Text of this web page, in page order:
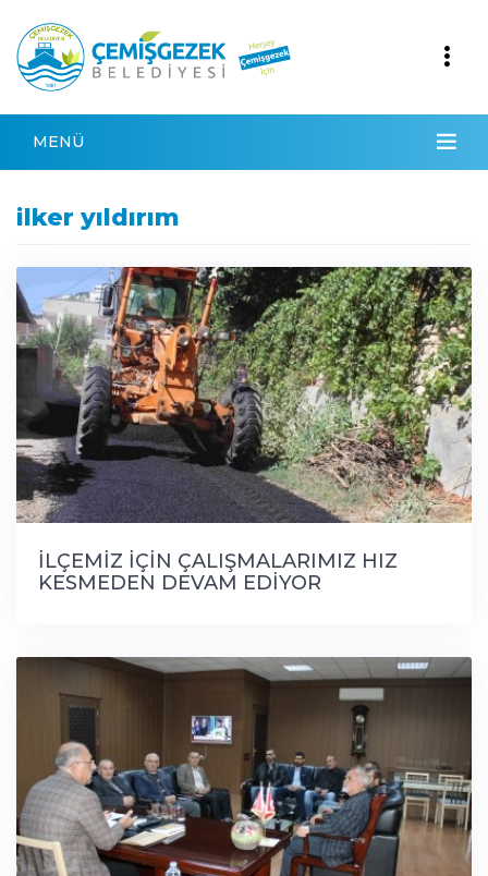
MENÜ
ilker yıldırım
İLÇEMİZ İÇİN ÇALIŞMALARIMIZ HIZ
KESMEDEN DEVAM EDİYOR